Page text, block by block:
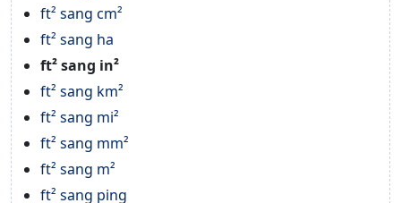
ft² sang cm²
ft² sang ha
ft² sang in²
ft² sang km²
ft² sang mi²
ft² sang mm²
ft² sang m²
ft² sang ping